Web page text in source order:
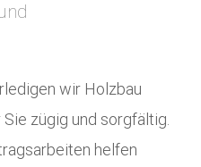
wir Holzbau
zügig und sorgfältig.
helfen